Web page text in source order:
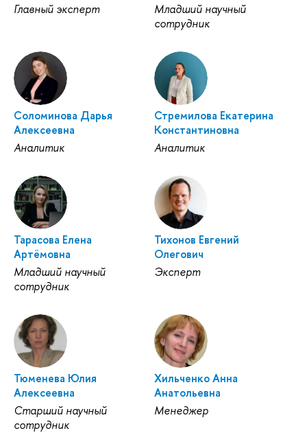
Главный эксперт
Младший научный
сотрудник
Соломинова Дарья
Алексеевна
Аналитик
Стремилова Екатерина
Константиновна
Аналитик
Тарасова Елена
Артёмовна
Младший научный
сотрудник
Тихонов Евгений
Олегович
Эксперт
Тюменева Юлия
Алексеевна
Старший научный
сотрудник
Хильченко Анна
Анатольевна
Менеджер